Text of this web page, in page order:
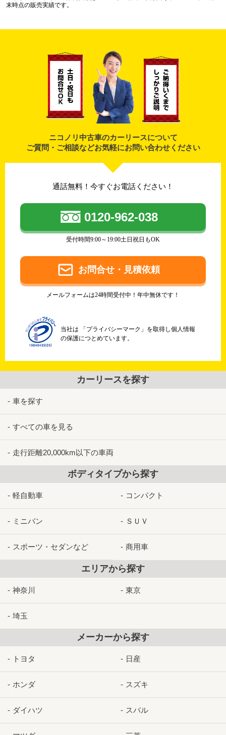
末時点の販売実績です。
ニコノリ中古車のカーリースについて
ご質問・ご相談などお気軽にお問い合わせください
通話無料！今すぐお電話ください！
0120-962-038
受付時間9:00～19:00土日祝日もOK
お問合せ・見積依頼
メールフォームは24時間受付中！年中無休です！
当社は 「プライバシーマーク」を取得し個人情報
の保護につとめています。
カーリースを探す
車を探す
すべての車を見る
走行距離20,000km以下の車両
ボディタイプから探す
軽自動車 コンパクト
ミニバン ＳＵＶ
スポーツ・セダンなど 商用車
エリアから探す
神奈川 東京
埼玉
メーカーから探す
トヨタ 日産
ホンダ スズキ
ダイハツ スバル